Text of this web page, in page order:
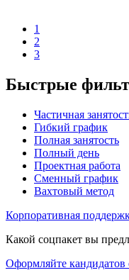
1
2
3
Быстрые
Частичная
Гибкий график
Полная занятость
Полный день
Проектная работа
Сменный график
Вахтовый метод
Корпоративная
Какой соцпакет вы
Оформляйте кандидатов